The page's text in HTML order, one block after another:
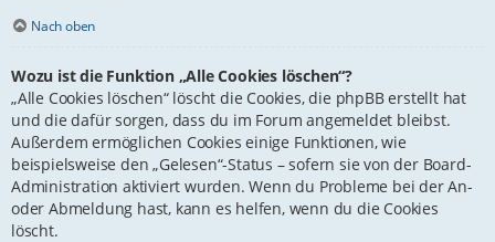
Nach oben
Wozu ist die Funktion „Alle Cookies löschen“?
„Alle Cookies löschen“ löscht die Cookies, die phpBB erstellt hat
und die dafür sorgen, dass du im Forum angemeldet bleibst.
Außerdem ermöglichen Cookies einige Funktionen, wie
beispielsweise den „Gelesen“-Status – sofern sie von der Board-
Administration aktiviert wurden. Wenn du Probleme bei der An-
oder Abmeldung hast, kann es helfen, wenn du die Cookies
löscht.